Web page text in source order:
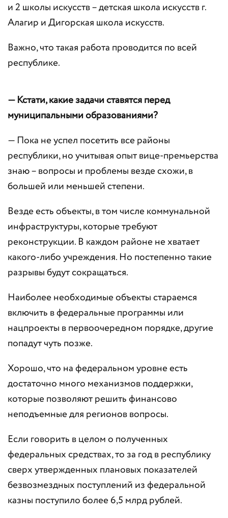
и 2 школы искусств – детская школа искусств г.
Алагир и Дигорская школа искусств.
Важно, что такая работа проводится по всей
республике.
— Кстати, какие задачи ставятся перед
муниципальными образованиями?
— Пока не успел посетить все районы
республики, но учитывая опыт вице-премьерства
знаю – вопросы и проблемы везде схожи, в
большей или меньшей степени.
Везде есть объекты, в том числе коммунальной
инфраструктуры, которые требуют
реконструкции. В каждом районе не хватает
какого-либо учреждения. Но постепенно такие
разрывы будут сокращаться.
Наиболее необходимые объекты стараемся
включить в федеральные программы или
нацпроекты в первоочередном порядке, другие
попадут чуть позже.
Хорошо, что на федеральном уровне есть
достаточно много механизмов поддержки,
которые позволяют решить финансово
неподъемные для регионов вопросы.
Если говорить в целом о полученных
федеральных средствах, то за год в республику
сверх утвержденных плановых показателей
безвозмездных поступлений из федеральной
казны поступило более 6,5 млрд рублей.